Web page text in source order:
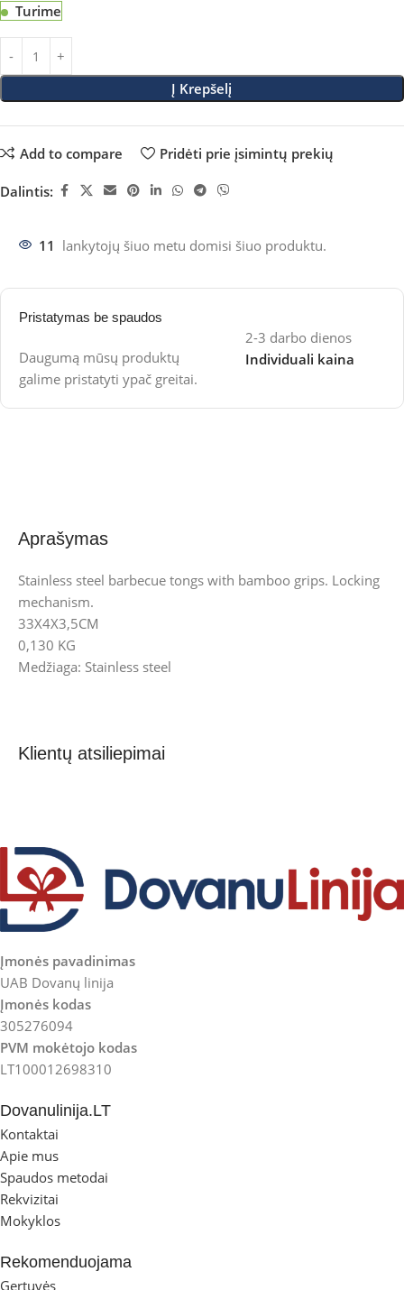
Turime
Į Krepšelį
Add to compare Pridėti prie įsimintų prekių
Dalintis:
11 lankytojų šiuo metu domisi šiuo produktu.
Pristatymas be spaudos
Daugumą mūsų produktų
galime pristatyti ypač greitai.
2-3 darbo dienos
Individuali kaina
Aprašymas
Stainless steel barbecue tongs with bamboo grips. Locking
mechanism.
33X4X3,5CM
0,130 KG
Medžiaga: Stainless steel
Klientų atsiliepimai
Įmonės pavadinimas
UAB Dovanų linija
Įmonės kodas
305276094
PVM mokėtojo kodas
LT100012698310
Dovanulinija.LT
Kontaktai
Apie mus
Spaudos metodai
Rekvizitai
Mokyklos
Rekomenduojama
Gertuvės